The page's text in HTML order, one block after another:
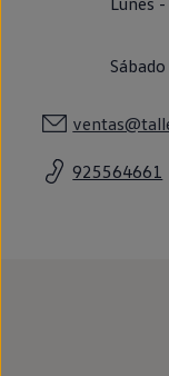
925564661
Sábado